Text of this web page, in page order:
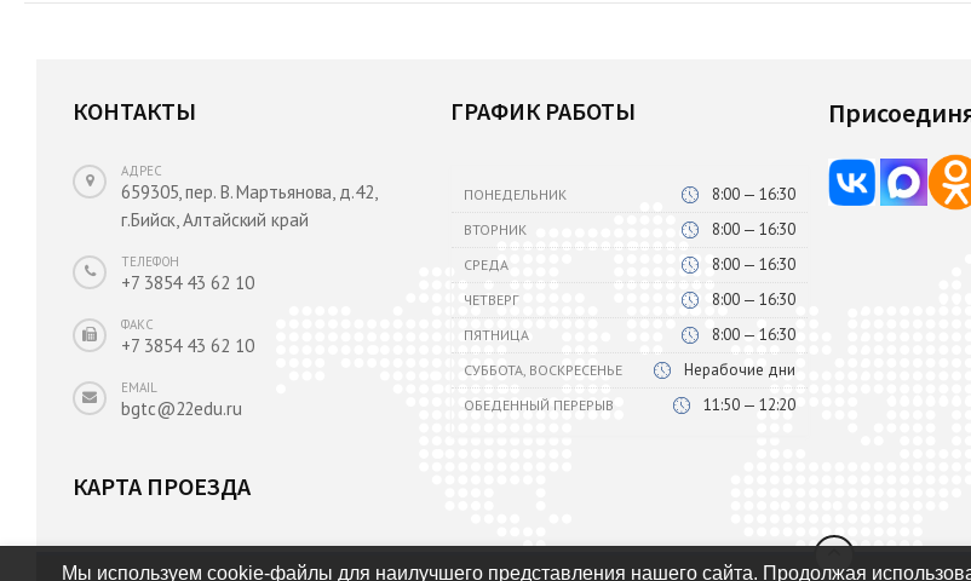
КОНТАКТЫ
АДРЕС
659305, пер. В. Мартьянова, д.42,
г.Бийск, Алтайский край
ТЕЛЕФОН
+7 3854 43 62 10
ФАКС
+7 3854 43 62 10
EMAIL
bgtc@22edu.ru
ГРАФИК РАБОТЫ
ПОНЕДЕЛЬНИК 8:00 — 16:30
ВТОРНИК 8:00 — 16:30
СРЕДА 8:00 — 16:30
ЧЕТВЕРГ 8:00 — 16:30
ПЯТНИЦА 8:00 — 16:30
СУББОТА, ВОСКРЕСЕНЬЕ Нерабочие дни
ОБЕДЕННЫЙ ПЕРЕРЫВ 11:50 — 12:20
КАРТА ПРОЕЗДА
Мы используем cookie-файлы для наилучшего представления нашего сайта. Продолжая